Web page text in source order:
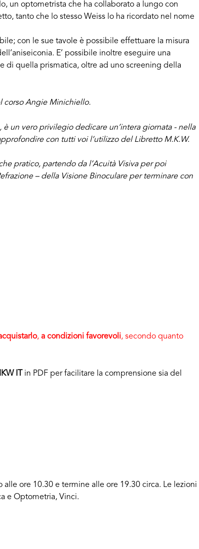
un optometrista che ha collaborato a lungo con
tanto che lo stesso Weiss lo ha ricordato nel nome
con le sue tavole è possibile effettuare la misura
E’ possibile inoltre eseguire una
di quella prismatica, oltre ad uno screening della
corso Angie Minichiello.
un vero privilegio dedicare un’intera giornata - nella
con tutti voi l’utilizzo del Libretto M.K.W.
pratico, partendo da l’Acuità Visiva per poi
– della Visione Binoculare per terminare con
, a condizioni favorevoli, secondo quanto
IT
in PDF per facilitare la comprensione sia del
alle ore 10.30 e termine alle ore 19.30 circa. Le lezioni
e Optometria, Vinci.